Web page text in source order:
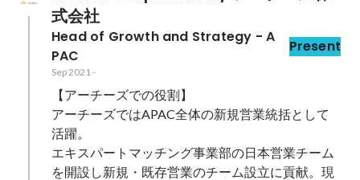
式会社
Head of Growth and Strategy - A
PAC
Present
Sep 2021-
【アーチーズでの役割】
アーチーズではAPAC全体の新規営業統括として
活躍。
エキスパートマッチング事業部の日本営業チーム
を開設し新規・既存営業のチーム設立に貢献。現